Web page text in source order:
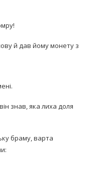
й дав йому монету з
знав, яка лиха доля
браму, варта